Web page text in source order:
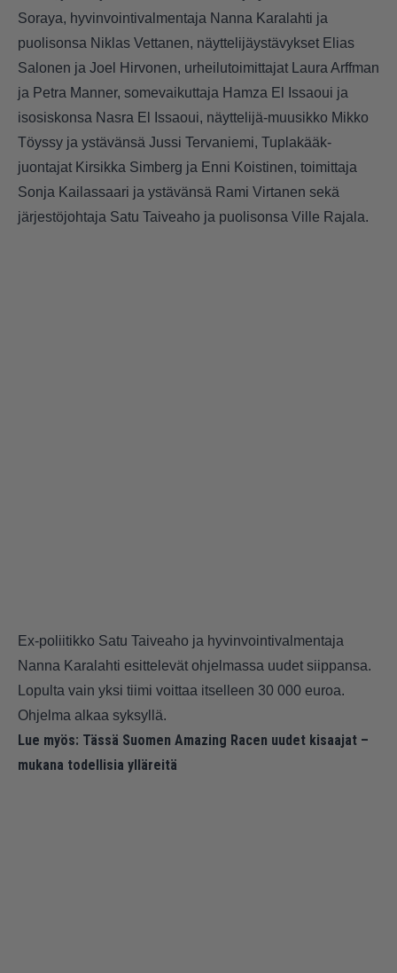
Soraya, hyvinvointivalmentaja Nanna Karalahti ja
puolisonsa Niklas Vettanen, näyttelijäystävykset Elias
Salonen ja Joel Hirvonen, urheilutoimittajat Laura Arffman
ja Petra Manner, somevaikuttaja Hamza El Issaoui ja
isosiskonsa Nasra El Issaoui, näyttelijä-muusikko Mikko
Töyssy ja ystävänsä Jussi Tervaniemi, Tuplakääk-
juontajat Kirsikka Simberg ja Enni Koistinen, toimittaja
Sonja Kailassaari ja ystävänsä Rami Virtanen sekä
järjestöjohtaja Satu Taiveaho ja puolisonsa Ville Rajala.
Ex-poliitikko Satu Taiveaho ja hyvinvointivalmentaja
Nanna Karalahti esittelevät ohjelmassa uudet siippansa.
Lopulta vain yksi tiimi voittaa itselleen 30 000 euroa.
Ohjelma alkaa syksyllä.
Lue myös: Tässä Suomen Amazing Racen uudet kisaajat –
mukana todellisia ylläreitä